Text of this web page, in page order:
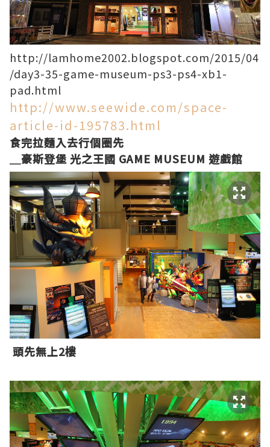
http://lamhome2002.blogspot.com/2015/04
/day3-35-game-museum-ps3-ps4-xb1-
pad.html
http://www.seewide.com/space-
article-id-195783.html
食完拉麵入去行個圈先
＿豪斯登堡 光之王國 GAME MUSEUM 遊戲館
頭先無上2樓